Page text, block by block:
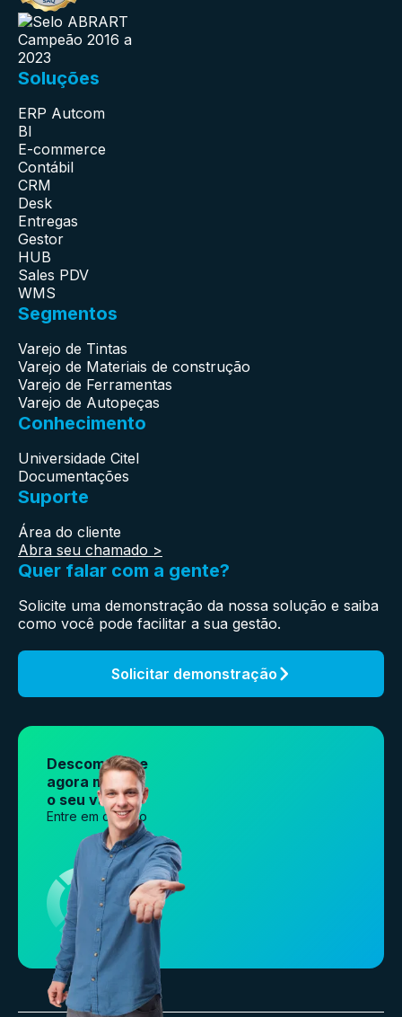
Soluções
ERP Autcom
BI
E-commerce
Contábil
CRM
Desk
Entregas
Gestor
HUB
Sales PDV
WMS
Segmentos
Varejo de Tintas
Varejo de Materiais de construção
Varejo de Ferramentas
Varejo de Autopeças
Conhecimento
Universidade Citel
Documentações
Suporte
Área do cliente
Abra seu chamado >
Quer falar com a gente?
Solicite uma demonstração da nossa solução e saiba
como você pode facilitar a sua gestão.
Solicitar demonstração
Descomplique
agora mesmo
o seu varejo.
Entre em contato